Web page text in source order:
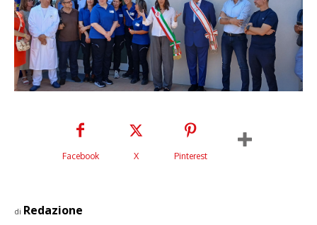
Facebook X Pinterest
di Redazione